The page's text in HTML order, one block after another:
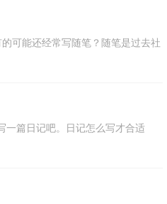
可能还经常写随笔？随笔是过去社
篇日记吧。日记怎么写才合适